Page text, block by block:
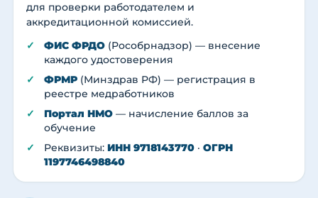
для проверки работодателем и
аккредитационной комиссией.
ФИС ФРДО (Рособрнадзор) — внесение
каждого удостоверения
ФРМР (Минздрав РФ) — регистрация в
реестре медработников
Портал НМО — начисление баллов за
обучение
Реквизиты: ИНН 9718143770 · ОГРН
1197746498840